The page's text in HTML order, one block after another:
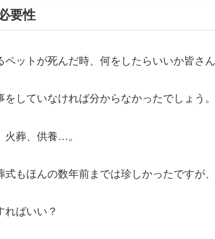
要性
ペットが死んだ時、何をしたらいいか皆さ
をしていなければ分からなかったでしょう。
火葬、供養…。
式もほんの数年前までは珍しかったですが
ればいい？